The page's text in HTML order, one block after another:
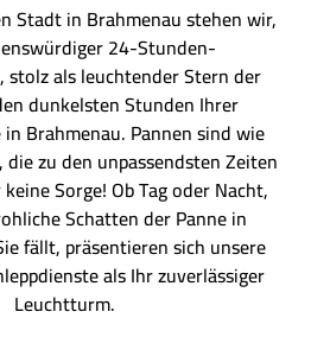
Stadt in Brahmenau stehen wir,
24-Stunden-
stolz als leuchtender Stern der
dunkelsten Stunden Ihrer
Brahmenau. Pannen sind wie
die zu den unpassendsten Zeiten
Sorge! Ob Tag oder Nacht,
Schatten der Panne in
fällt, präsentieren sich unsere
als Ihr zuverlässiger
Leuchtturm.